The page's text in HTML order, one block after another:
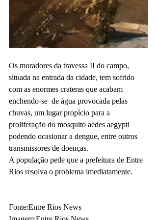
Os moradores da travessa II do campo,
situada na entrada da cidade, tem sofrido
com as enormes crateras que acabam
enchendo-se  de água provocada pelas
chuvas, um lugar propício para a
proliferação do mosquito aedes aegypti
podendo ocasionar a dengue, entre outros
transmissores de doenças.
A população pede que a prefeitura de Entre
Rios resolva o problema imediatamente.
Fonte:Entre Rios News